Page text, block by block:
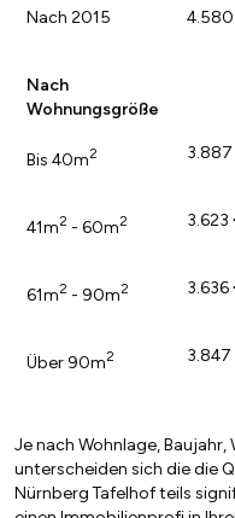
Nach 2015
Nach
Wohnungsgröße
Bis 40m2
41m2 - 60m2 3.623
61m2 - 90m2 3.636
Über 90m2 3.847
Je nach Wohnlage,
unterscheiden sich die die
Nürnberg Tafelhof teils